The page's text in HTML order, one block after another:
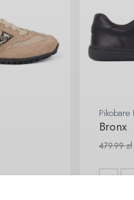
Pikobare
Bronx
479.99zł